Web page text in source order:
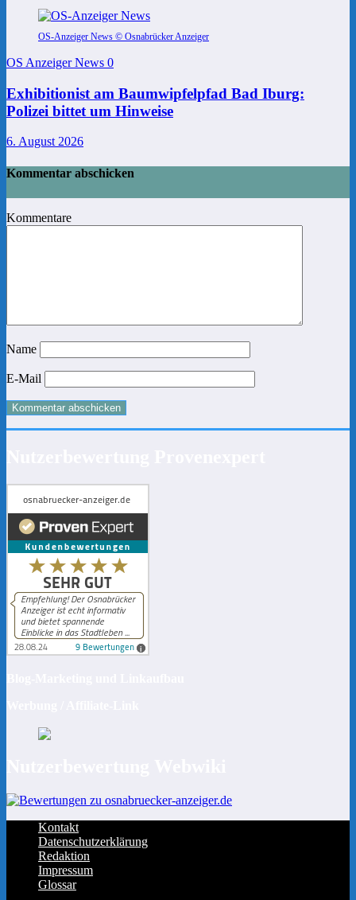
OS-Anzeiger News © Osnabrücker Anzeiger
OS Anzeiger News 0
Exhibitionist am Baumwipfelpfad Bad Iburg:
Polizei bittet um Hinweise
6. August 2026
Kommentar abschicken
Kommentare
Name
E-Mail
Kontakt
Datenschutzerklärung
Redaktion
Impressum
Glossar